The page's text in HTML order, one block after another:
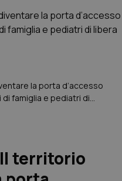
la porta d’accesso
famiglia e pediatri di
territorio